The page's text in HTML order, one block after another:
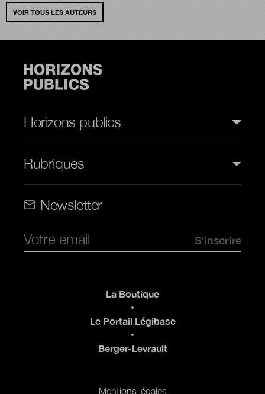
VOIR TOUS LES AUTEURS
Horizons publics
Rubriques
Newsletter
La Boutique
Le Portail Légibase
Berger-Levrault
Mentions légales